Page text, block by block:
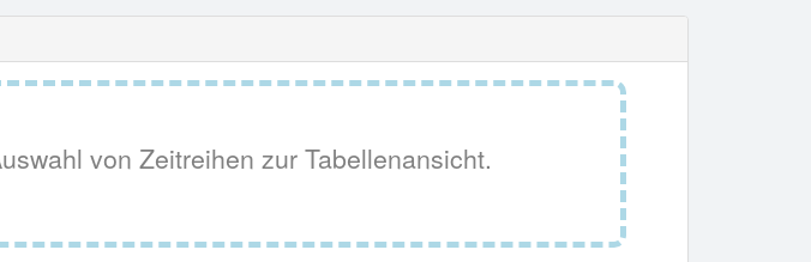
von Zeitreihen zur Tabellenansicht.